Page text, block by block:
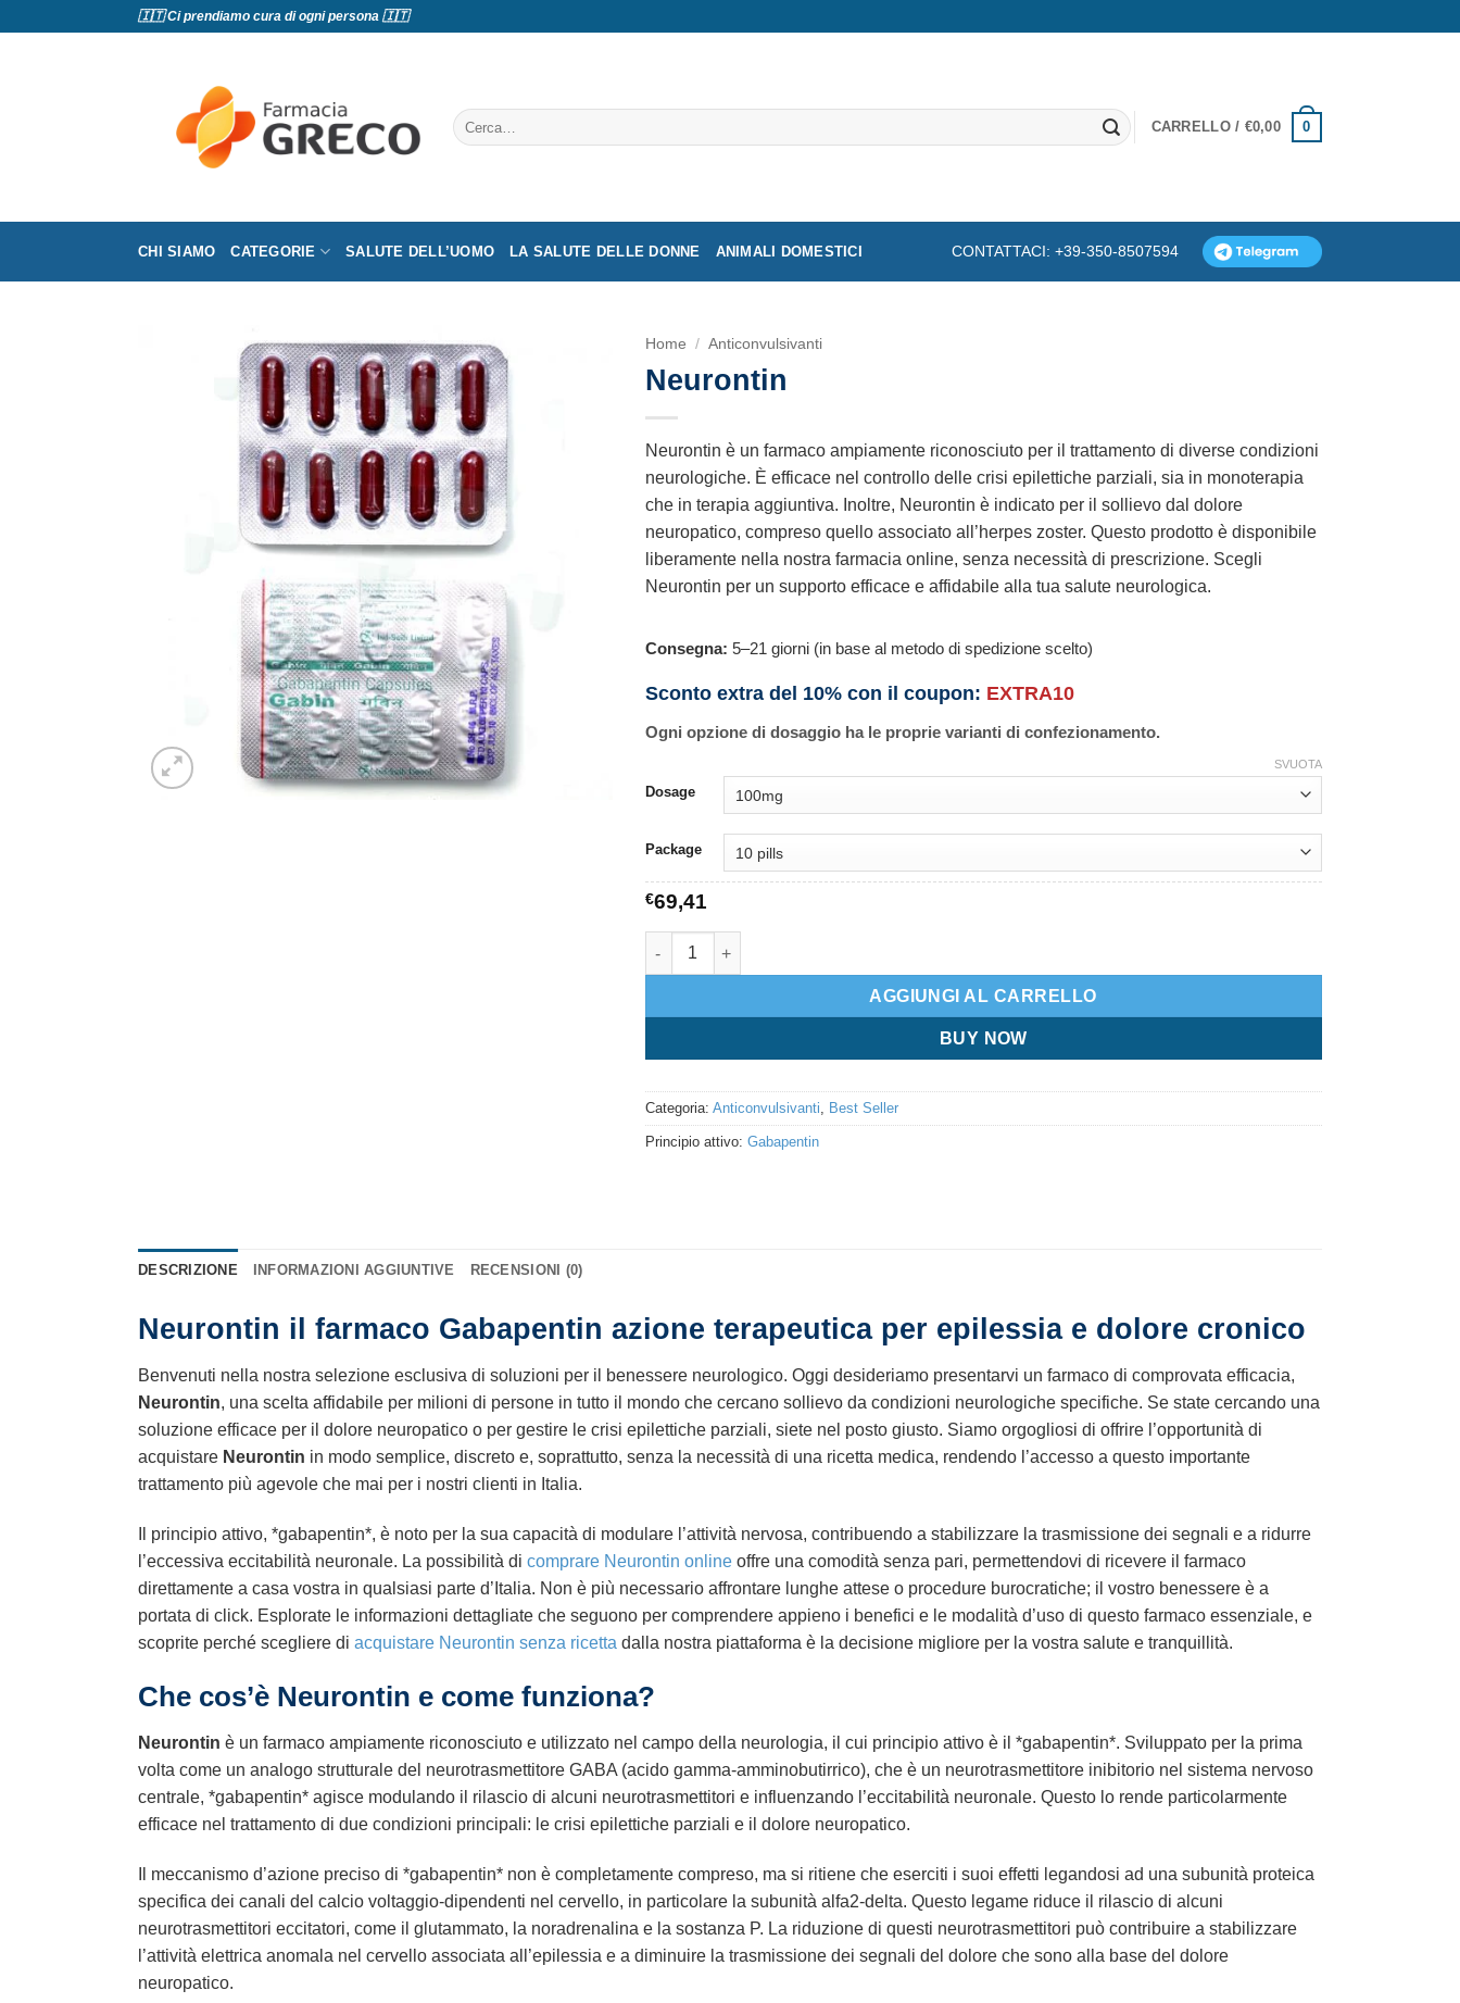
🇮🇹 Ci prendiamo cura di ogni persona 🇮🇹
Cerca:
CARRELLO / €0,00 0
CHI SIAMO CATEGORIE SALUTE DELL’UOMO LA SALUTE DELLE DONNE ANIMALI DOMESTICI CONTATTACI: +39-350-8507594
Home / Anticonvulsivanti
Neurontin
Neurontin è un farmaco ampiamente riconosciuto per il trattamento di diverse condizioni
neurologiche. È efficace nel controllo delle crisi epilettiche parziali, sia in monoterapia
che in terapia aggiuntiva. Inoltre, Neurontin è indicato per il sollievo dal dolore
neuropatico, compreso quello associato all’herpes zoster. Questo prodotto è disponibile
liberamente nella nostra farmacia online, senza necessità di prescrizione. Scegli
Neurontin per un supporto efficace e affidabile alla tua salute neurologica.
Consegna: 5–21 giorni (in base al metodo di spedizione scelto)
Sconto extra del 10% con il coupon: EXTRA10
Ogni opzione di dosaggio ha le proprie varianti di confezionamento.
Dosage
Package
SVUOTA
€69,41
Neurontin quantità
AGGIUNGI AL CARRELLO
BUY NOW
Categoria: Anticonvulsivanti, Best Seller
Principio attivo: Gabapentin
DESCRIZIONE INFORMAZIONI AGGIUNTIVE RECENSIONI (0)
Neurontin il farmaco Gabapentin azione terapeutica per epilessia e dolore cronico
Benvenuti nella nostra selezione esclusiva di soluzioni per il benessere neurologico. Oggi desideriamo presentarvi un farmaco di comprovata efficacia,
Neurontin, una scelta affidabile per milioni di persone in tutto il mondo che cercano sollievo da condizioni neurologiche specifiche. Se state cercando una
soluzione efficace per il dolore neuropatico o per gestire le crisi epilettiche parziali, siete nel posto giusto. Siamo orgogliosi di offrire l’opportunità di
acquistare Neurontin in modo semplice, discreto e, soprattutto, senza la necessità di una ricetta medica, rendendo l’accesso a questo importante
trattamento più agevole che mai per i nostri clienti in Italia.
Il principio attivo, *gabapentin*, è noto per la sua capacità di modulare l’attività nervosa, contribuendo a stabilizzare la trasmissione dei segnali e a ridurre
l’eccessiva eccitabilità neuronale. La possibilità di comprare Neurontin online offre una comodità senza pari, permettendovi di ricevere il farmaco
direttamente a casa vostra in qualsiasi parte d’Italia. Non è più necessario affrontare lunghe attese o procedure burocratiche; il vostro benessere è a
portata di click. Esplorate le informazioni dettagliate che seguono per comprendere appieno i benefici e le modalità d’uso di questo farmaco essenziale, e
scoprite perché scegliere di acquistare Neurontin senza ricetta dalla nostra piattaforma è la decisione migliore per la vostra salute e tranquillità.
Che cos’è Neurontin e come funziona?
Neurontin è un farmaco ampiamente riconosciuto e utilizzato nel campo della neurologia, il cui principio attivo è il *gabapentin*. Sviluppato per la prima
volta come un analogo strutturale del neurotrasmettitore GABA (acido gamma-amminobutirrico), che è un neurotrasmettitore inibitorio nel sistema nervoso
centrale, *gabapentin* agisce modulando il rilascio di alcuni neurotrasmettitori e influenzando l’eccitabilità neuronale. Questo lo rende particolarmente
efficace nel trattamento di due condizioni principali: le crisi epilettiche parziali e il dolore neuropatico.
Il meccanismo d’azione preciso di *gabapentin* non è completamente compreso, ma si ritiene che eserciti i suoi effetti legandosi ad una subunità proteica
specifica dei canali del calcio voltaggio-dipendenti nel cervello, in particolare la subunità alfa2-delta. Questo legame riduce il rilascio di alcuni
neurotrasmettitori eccitatori, come il glutammato, la noradrenalina e la sostanza P. La riduzione di questi neurotrasmettitori può contribuire a stabilizzare
l’attività elettrica anomala nel cervello associata all’epilessia e a diminuire la trasmissione dei segnali del dolore che sono alla base del dolore
neuropatico.